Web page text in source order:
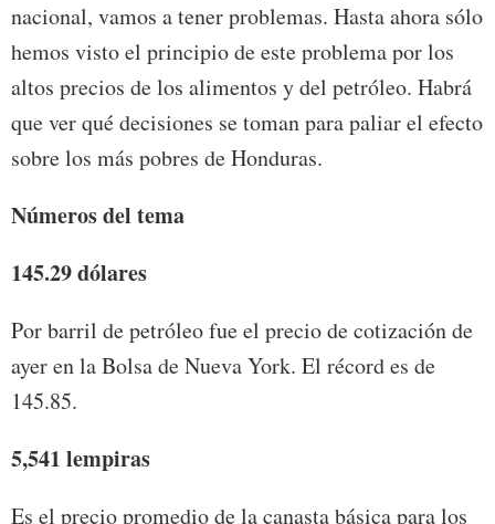
nacional, vamos a tener problemas. Hasta ahora sólo
hemos visto el principio de este problema por los
altos precios de los alimentos y del petróleo. Habrá
que ver qué decisiones se toman para paliar el efecto
sobre los más pobres de Honduras.
Números del tema
145.29dólares
Por barril de petróleo fue el precio de cotización de
ayer en la Bolsa de Nueva York. El récord es de
145.85.
5,541 lempiras
Es el precio promedio de la canasta básica para los